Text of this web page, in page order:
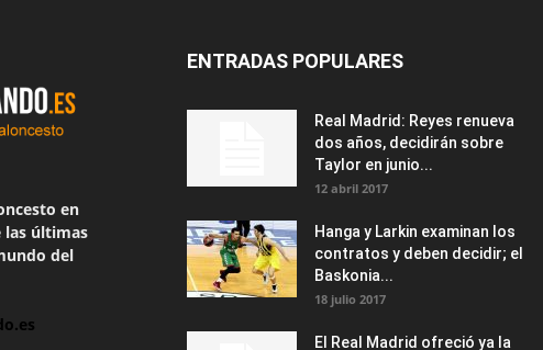
en
las últimas
del
ENTRADAS POPULARES
Real Madrid: Reyes renueva
dos años, decidirán sobre
Taylor en junio...
12 abril 2017
Hanga y Larkin examinan los
contratos y deben decidir; el
Baskonia...
18 julio 2017
El Real Madrid ofreció ya la